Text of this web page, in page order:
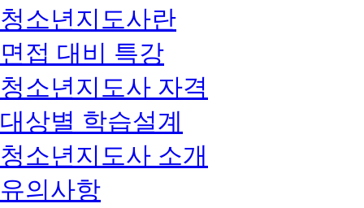
청소년지도사란
면접 대비 특강
청소년지도사 자격
대상별 학습설계
청소년지도사 소개
유의사항